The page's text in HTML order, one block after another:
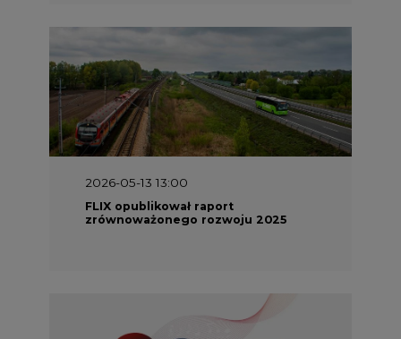
2026-05-13 13:00
FLIX opublikował raport
zrównoważonego rozwoju 2025